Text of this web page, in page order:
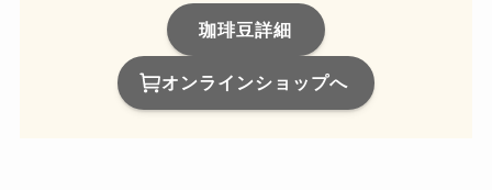
珈琲豆詳細
オンラインショップへ